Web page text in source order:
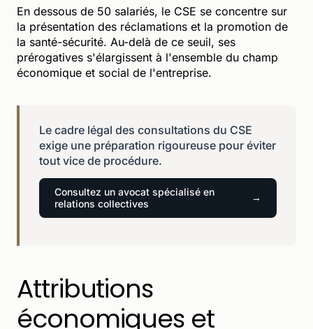
En dessous de 50 salariés, le CSE se concentre sur
la présentation des réclamations et la promotion de
la santé-sécurité. Au-delà de ce seuil, ses
prérogatives s'élargissent à l'ensemble du champ
économique et social de l'entreprise.
Le cadre légal des consultations du CSE
exige une préparation rigoureuse pour éviter
tout vice de procédure.
Consultez un avocat spécialisé en
relations collectives
Attributions
économiques et